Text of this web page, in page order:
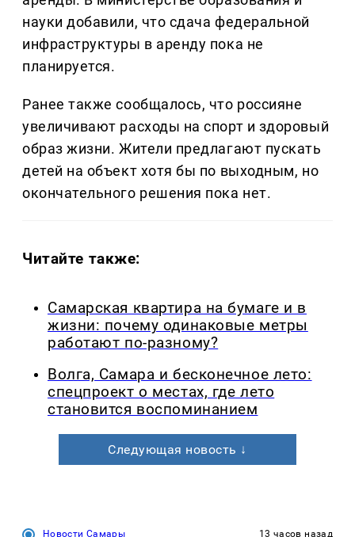
науки добавили, что сдача федеральной
инфраструктуры в аренду пока не
планируется.
Ранее также сообщалось, что россияне
увеличивают расходы на спорт и здоровый
образ жизни. Жители предлагают пускать
детей на объект хотя бы по выходным, но
окончательного решения пока нет.
Читайте также:
Самарская квартира на бумаге и в
жизни: почему одинаковые метры
работают по-разному?
Волга, Самара и бесконечное лето:
спецпроект о местах, где лето
становится воспоминанием
Следующая новость ↓
Новости Самары 13 часов назад